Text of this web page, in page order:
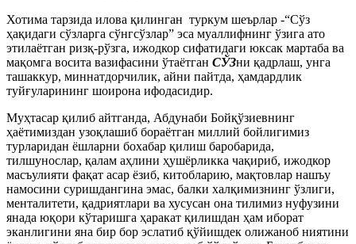
Хотима тарзида илова қилинган туркум шеърлар -“Сўз
ҳақидаги сўзларга сўнгсўзлар” эса муаллифнинг ўзига ато
этилаётган ризқ-рўзга, ижодкор сифатидаги юксак мартаба ва
мақомга восита вазифасини ўтаётган СЎЗни қадрлаш, унга
ташаккур, миннатдорчилик, айни пайтда, ҳамдардлик
туйғуларининг шоирона ифодасидир.
Муҳтасар қилиб айтганда, Абдунаби Бойқўзиевнинг
ҳаётимиздан узоқлашиб бораётган миллий бойлигимиз
турларидан ёшларни бохабар қилиш баробарида,
тилшунослар, қалам аҳлини ҳушёрликка чақириб, ижодкор
масъулияти фақат асар ёзиб, китобларию, мақтовлар нашъу
намосини суришдангина эмас, балки халқимизнинг ўзлиги,
менталитети, қадриятлари ва хусусан она тилимиз нуфузини
янада юқори кўтаришга ҳаракат қилишдан ҳам иборат
эканлигини яна бир бор эслатиб қўйишдек олижаноб ниятини